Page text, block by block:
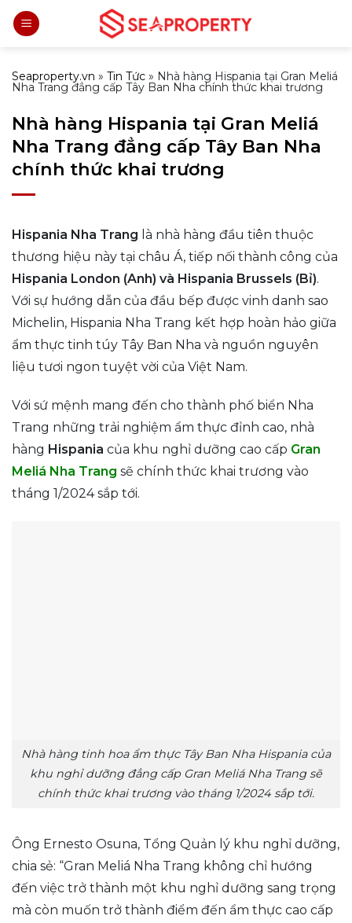
Bỏ
qua
dung
Seaproperty.vn » Tin Tức » Nhà hàng Hispania tại Gran Meliá
Nha Trang đẳng cấp Tây Ban Nha chính thức khai trương
Nhà hàng Hispania tại Gran Meliá
Nha Trang đẳng cấp Tây Ban Nha
chính thức khai trương
Hispania Nha Trang là nhà hàng đầu tiên thuộc
thương hiệu này tại châu Á, tiếp nối thành công của
Hispania London (Anh) và Hispania Brussels (Bỉ).
Với sự hướng dẫn của đầu bếp được vinh danh sao
Michelin, Hispania Nha Trang kết hợp hoàn hảo giữa
ẩm thực tinh túy Tây Ban Nha và nguồn nguyên
liệu tươi ngon tuyệt vời của Việt Nam.
Với sứ mệnh mang đến cho thành phố biển Nha
Trang những trải nghiệm ẩm thực đỉnh cao, nhà
hàng Hispania của khu nghỉ dưỡng cao cấp Gran
Meliá Nha Trang sẽ chính thức khai trương vào
tháng 1/2024 sắp tới.
Nhà hàng tinh hoa ẩm thực Tây Ban Nha Hispania của
khu nghỉ dưỡng đẳng cấp Gran Meliá Nha Trang sẽ
chính thức khai trương vào tháng 1/2024 sắp tới.
Ông Ernesto Osuna, Tổng Quản lý khu nghỉ dưỡng,
chia sẻ: “Gran Meliá Nha Trang không chỉ hướng
đến việc trở thành một khu nghỉ dưỡng sang trọng
mà còn muốn trở thành điểm đến ẩm thực cao cấp